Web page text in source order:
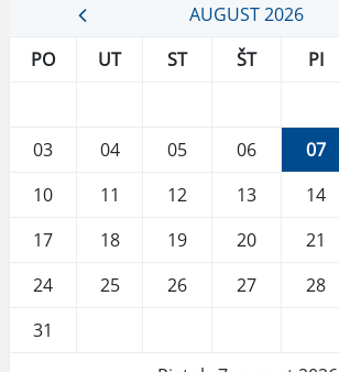
AUGUST 2026
PO
UT ST ŠT PI
03
04 05 06 07
10
11 12 13 14
17
18 19 20 21
24
25 26 27 28
31